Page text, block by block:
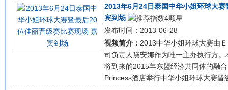
2013年6月24日泰国中华小姐环球大
宾到场
发布时间：2013-06-28
视频简介： 2013中华小姐环球大赛由
司负责人黛安娜作为唯一主办执行方
将到来的2015年东盟经济共同体的融
Princess酒店举行中华小姐环球大赛晋